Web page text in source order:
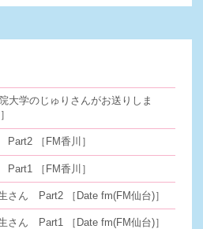
大学のじゅりさんがお送りしま
Part2 ［FM香川］
Part1 ［FM香川］
さん Part2 ［Date fm(FM仙台)］
さん Part1 ［Date fm(FM仙台)］